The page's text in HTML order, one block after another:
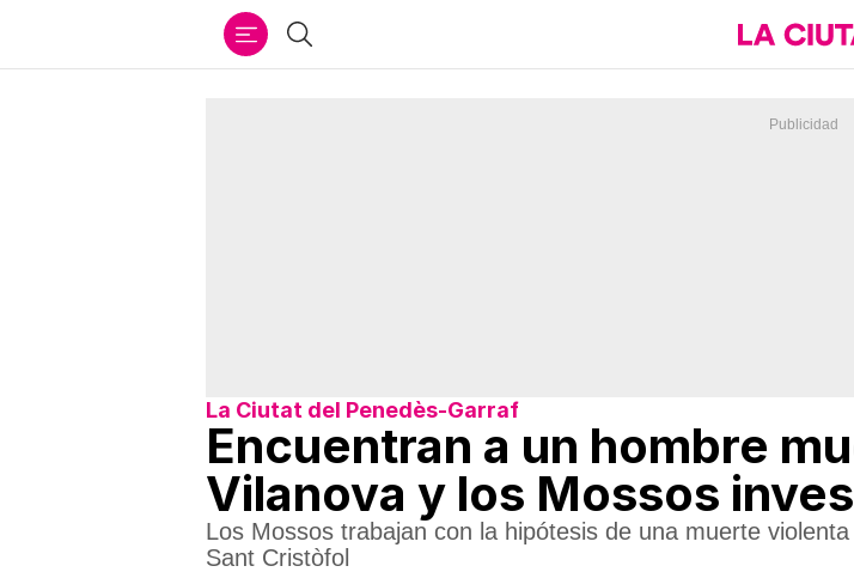
Buscar
La Ciutat del Penedès-Garraf
Encuentran a un hombre
Vilanova y los Mossos
Los Mossos trabajan con la hipótesis de una muerte
Sant Cristòfol